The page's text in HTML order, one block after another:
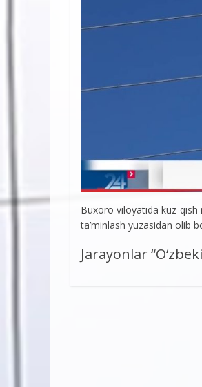
Buxoro viloyatida kuz-qish
ta’minlash yuzasidan olib
Jarayonlar